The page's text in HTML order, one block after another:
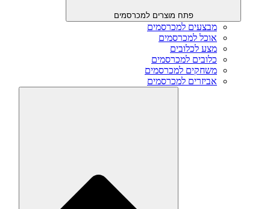
פתח מוצרים למכרסמים
מבצעים למכרסמים
אוכל למכרסמים
מצע לכלובים
כלובים למכרסמים
משחקים למכרסמים
אביזרים למכרסמים